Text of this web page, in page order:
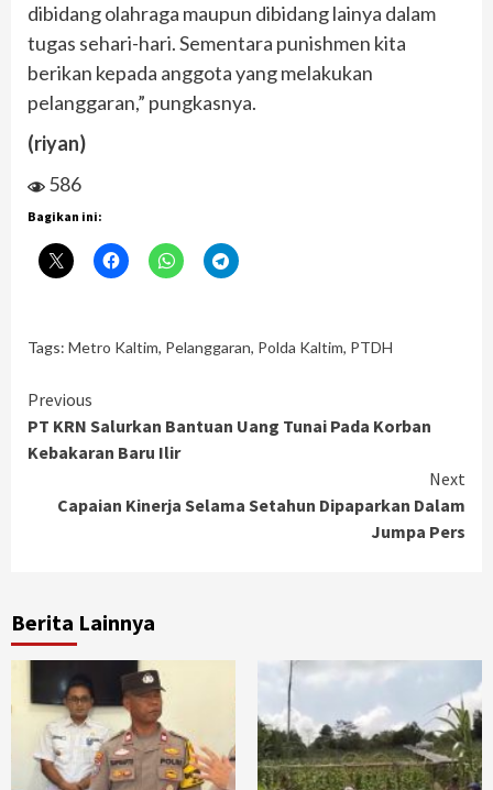
dibidang olahraga maupun dibidang lainya dalam
tugas sehari-hari. Sementara punishmen kita
berikan kepada anggota yang melakukan
pelanggaran,” pungkasnya.
(riyan)
586
Bagikan ini:
Tags: Metro Kaltim, Pelanggaran, Polda Kaltim, PTDH
Continue
Reading
Previous
PT KRN Salurkan Bantuan Uang Tunai Pada Korban
Kebakaran Baru Ilir
Next
Capaian Kinerja Selama Setahun Dipaparkan Dalam
Jumpa Pers
Berita Lainnya